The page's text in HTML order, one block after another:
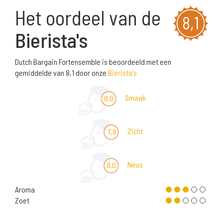
8,1
Het oordeel van de
Bierista's
Dutch Bargain Fortensemble is beoordeeld met een
gemiddelde van 8,1 door onze Bierista's
8,0 Smaak
7,9 Zicht
8,0 Neus
Aroma
Zoet